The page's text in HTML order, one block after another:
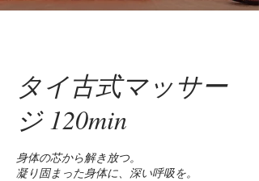
タイ古式マッサー
ジ 120min
身体の芯から解き放つ。
凝り固まった身体に、深い呼吸を。